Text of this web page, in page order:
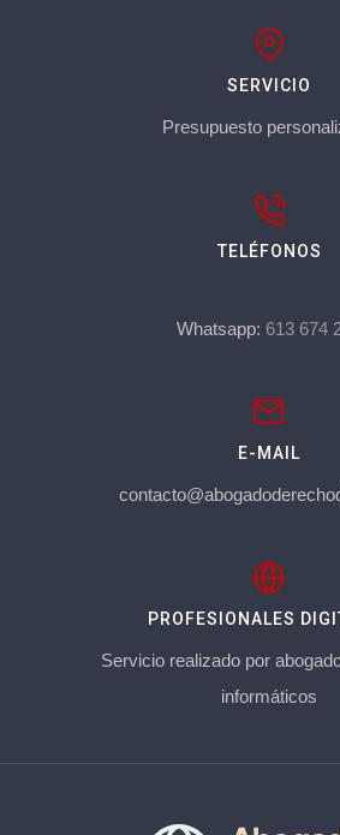
SERVICIO
Presupuesto
TELÉFONOS
Whatsapp: 613 674
E-MAIL
PROFESIONALES
Servicio realizado por
informáticos